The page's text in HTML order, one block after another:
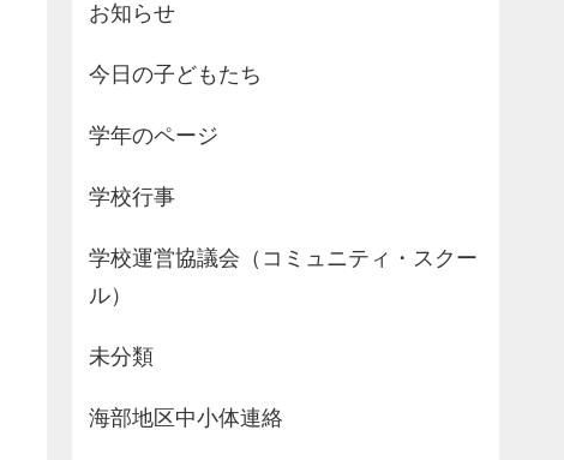
お知らせ
今日の子どもたち
学年のページ
学校行事
学校運営協議会（コミュニティ・スクー
ル）
未分類
海部地区中小体連絡